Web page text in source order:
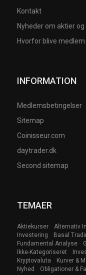
Kontakt
Nyheder om aktier
Hvorfor blive medlem
INFORMATION
Medlemsbetingelser
Sitemap
Coinisseur.com
daytrader.dk
Second sitemap
TEMAER
Aktiekurser Alternativ
Investering
Basal
Fundamental Analyse
Ikke-Kategoriseret
Kryptovaluta
Kurver &
Nyhed
Obligationer &